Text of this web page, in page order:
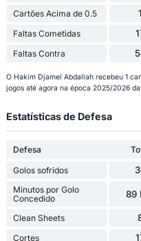
Cartões Acima de 0.5 1
Faltas Cometidas
Faltas Contra
O Hakim Djamel Abdallah recebeu 1
jogos até agora na época 2025/2026
Estatísticas de Defesa
Defesa
Golos sofridos
Minutos por Golo
Concedido
89
Clean Sheets
Cortes